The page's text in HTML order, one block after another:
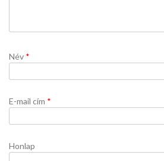
Név *
E-mail cím *
Honlap